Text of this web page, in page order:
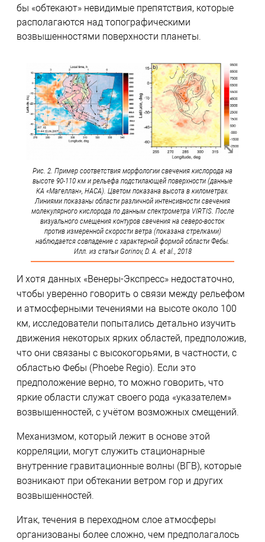
бы «обтекают» невидимые препятствия, которые
располагаются над топографическими
возвышенностями поверхности планеты.
Рис. 2. Пример соответствия морфологии свечения кислорода на
высоте 90-110 км и рельефа подстилающей поверхности (данные
КА «Магеллан», НАСА). Цветом показана высота в километрах.
Линиями показаны области различной интенсивности свечения
молекулярного кислорода по данным спектрометра VIRTIS. После
визуального смещения контуров свечения на северо-восток
против измеренной скорости ветра (показана стрелками)
наблюдается совпадение с характерной формой области Фебы.
Илл. из статьи Gorinov, D. A. et al., 2018
И хотя данных «Венеры-Экспресс» недостаточно,
чтобы уверенно говорить о связи между рельефом
и атмосферными течениями на высоте около 100
км, исследователи попытались детально изучить
движения некоторых ярких областей, предположив,
что они связаны с высокогорьями, в частности, с
областью Фебы (Phoebe Regio). Если это
предположение верно, то можно говорить, что
яркие области служат своего рода «указателем»
возвышенностей, с учётом возможных смещений.
Механизмом, который лежит в основе этой
корреляции, могут служить стационарные
внутренние гравитационные волны (ВГВ), которые
возникают при обтекании ветром гор и других
возвышенностей.
Итак, течения в переходном слое атмосферы
организованы более сложно, чем предполагалось